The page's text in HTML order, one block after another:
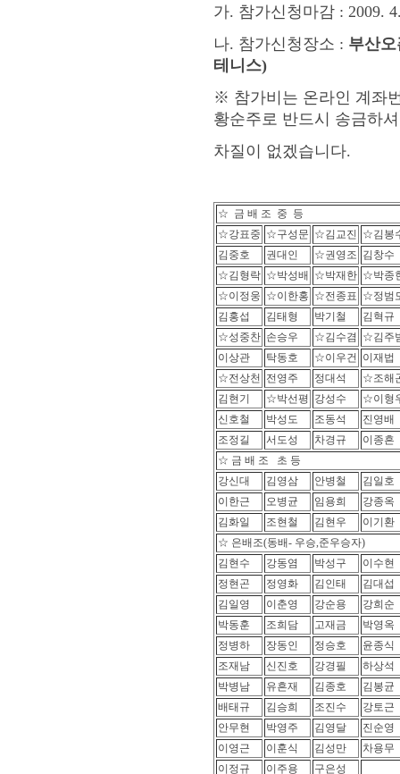
가. 참가신청마감 : 2009.
나. 참가신청장소 : 부산
테니스)
※ 참가비는 온라인 계좌
황순주로 반드시 송금하
차질이 없겠습니다.
☆ 금 배 조 중 등
☆강표중 ☆구성문 ☆김교진
☆김봉
김중호
권대인 ☆권영조 김창수
☆김형락 ☆박성배 ☆박재한 ☆박종
☆이정웅 ☆이한홍 ☆전종표 ☆정범
김홍섭
김태형 박기철
김혁규
☆성중찬 손승우 ☆김수겸
☆김주
이상관
탁동호 ☆이우건
이재법
☆전상천
전영주 정대석
☆조해
김현기
☆박선평 강성수
☆이형
신호철
박성도 조동석
진영배
조정길
서도성 차경규
이종흔
☆ 금 배 조 초 등
강신대
김영삼 안병철
김일호
이한근
오병균 임용희
강종옥
김화일
조현철 김현우
이기환
☆ 은배조(동배- 우승,준우승자)
김현수
강동염 박성구
이수현
정현곤
정영화 김인태
김대섭
김일영
이춘영 강순용
강희순
박동훈
조희담 고재금
박영옥
정병하
장동인 정승호
윤종식
조재남
신진호 강경필
하상석
박병남
유흔재 김종호
김봉균
배태규
김승희 조진수
강토근
안무현
박영주 김영달
진순영
이영근
이훈식 김성만
차용무
이정규
이주용 구은성